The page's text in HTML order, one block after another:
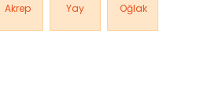
Akrep Yay Oğlak